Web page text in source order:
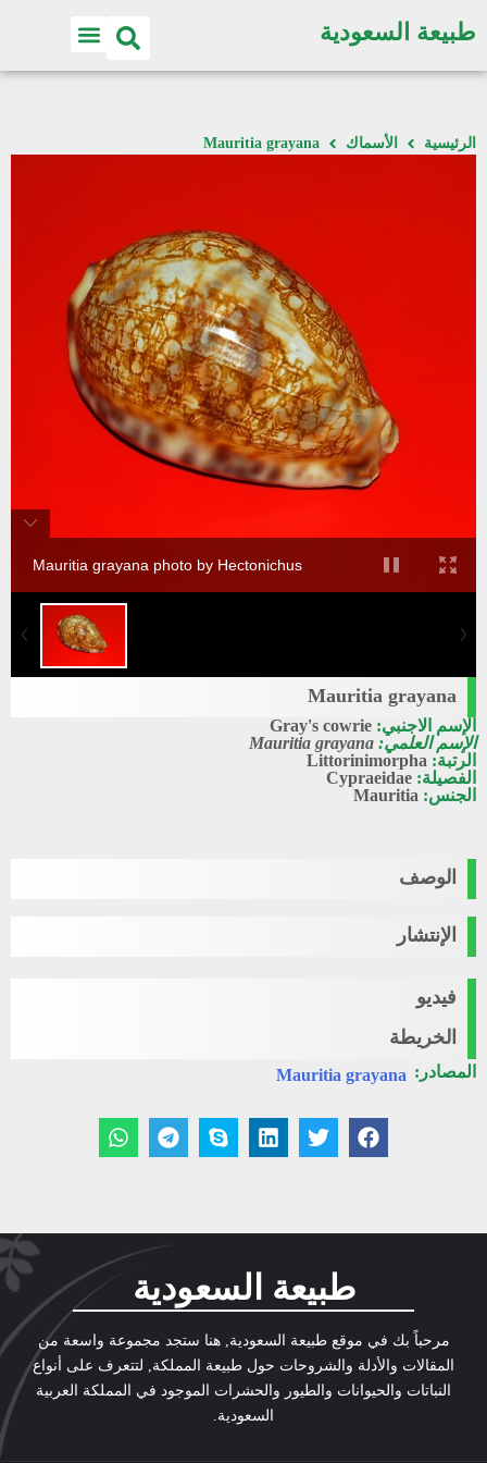
طبيعة السعودية
الرئيسية الأسماك Mauritia grayana
Mauritia grayana photo by Hectonichus
Mauritia grayana
الإسم الاجنبي: Gray's cowrie
الإسم العلمي: Mauritia grayana
الرتبة: Littorinimorpha
الفصيلة: Cypraeidae
الجنس: Mauritia
الوصف
الإنتشار
فيديو
الخريطة
المصادر: Mauritia grayana
طبيعة السعودية
مرحباً بك في موقع طبيعة السعودية, هنا ستجد مجموعة واسعة من
المقالات والأدلة والشروحات حول طبيعة المملكة, لتتعرف على أنواع
النباتات والحيوانات والطيور والحشرات الموجود في المملكة العربية
السعودية.